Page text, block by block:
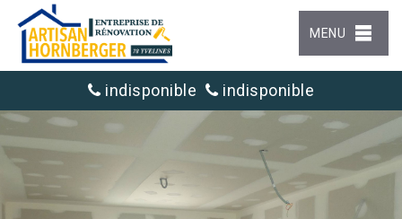
MENU
indisponible indisponible